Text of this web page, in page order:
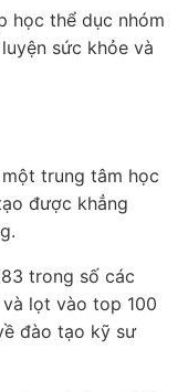
học thể dục nhóm
sức khỏe và
trung tâm học
được khẳng
trong số các
lọt vào top 100
đào tạo kỹ sư